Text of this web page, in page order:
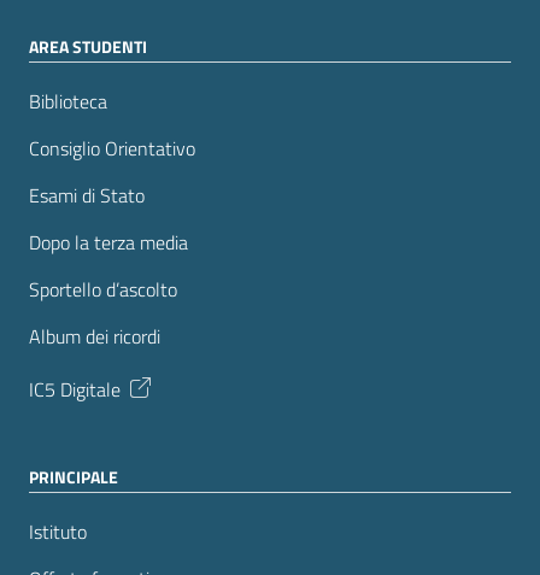
AREA STUDENTI
Biblioteca
Consiglio Orientativo
Esami di Stato
Dopo la terza media
Sportello d’ascolto
Album dei ricordi
IC5 Digitale
PRINCIPALE
Istituto